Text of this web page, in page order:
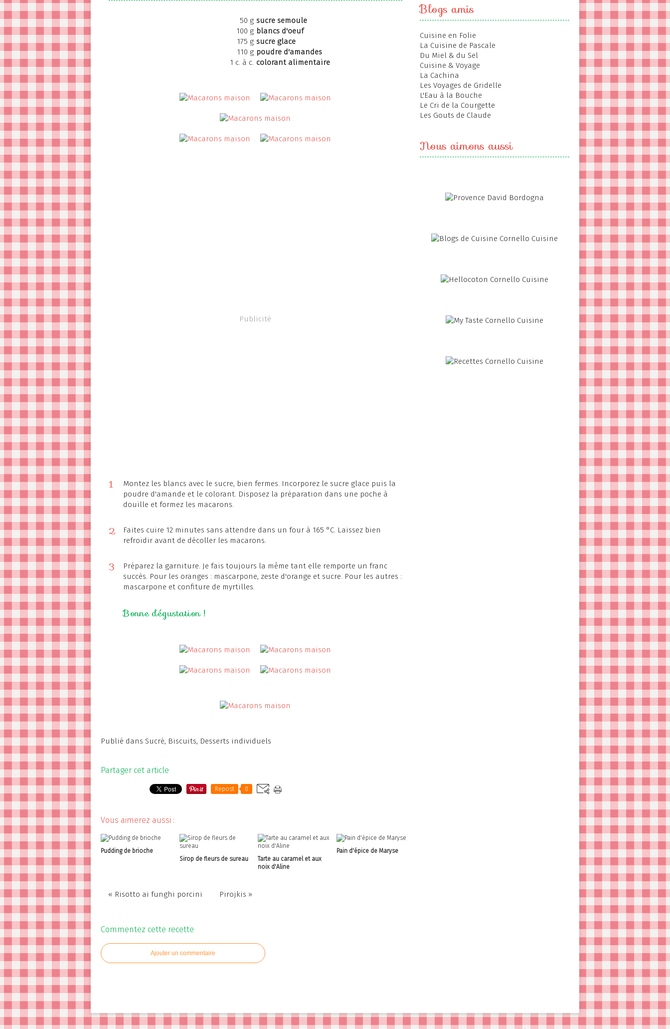
50 g
100 g
175 g
110 g
1 c. à c.
sucre semoule
blancs d'oeuf
sucre glace
poudre d'amandes
colorant alimentaire
Publicité
1
Montez les blancs avec le sucre, bien fermes. Incorporez le sucre glace puis la
poudre d'amande et le colorant. Disposez la préparation dans une poche à
douille et formez les macarons.
2
Faites cuire 12 minutes sans attendre dans un four à 165 °C. Laissez bien
refroidir avant de décoller les macarons.
3
Préparez la garniture. Je fais toujours la même tant elle remporte un franc
succès. Pour les oranges : mascarpone, zeste d'orange et sucre. Pour les autres :
mascarpone et confiture de myrtilles.
Bonne dégustation !
Publié dans Sucré, Biscuits, Desserts individuels
Partager cet article
Repost 0
Vous aimerez aussi :
Pudding de brioche
Sirop de fleurs de sureau
Tarte au caramel et aux
noix d'Aline
Pain d'épice de Maryse
« Risotto ai funghi porcini Pirojkis »
Commentez cette recette
Ajouter un commentaire
Blogs amis
Cuisine en Folie
La Cuisine de Pascale
Du Miel & du Sel
Cuisine & Voyage
La Cachina
Les Voyages de Gridelle
L'Eau à la Bouche
Le Cri de la Courgette
Les Gouts de Claude
Nous aimons aussi